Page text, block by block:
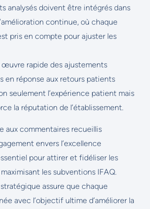
analysés doivent être intégrés dans
continue, où chaque
pris en compte pour ajuster les
œuvre rapide des ajustements
en réponse aux retours patients
seulement l’expérience patient mais
la réputation de l’établissement.
aux commentaires recueillis
envers l’excellence
pour attirer et fidéliser les
les subventions IFAQ.
assure que chaque
avec l’objectif ultime d’améliorer la